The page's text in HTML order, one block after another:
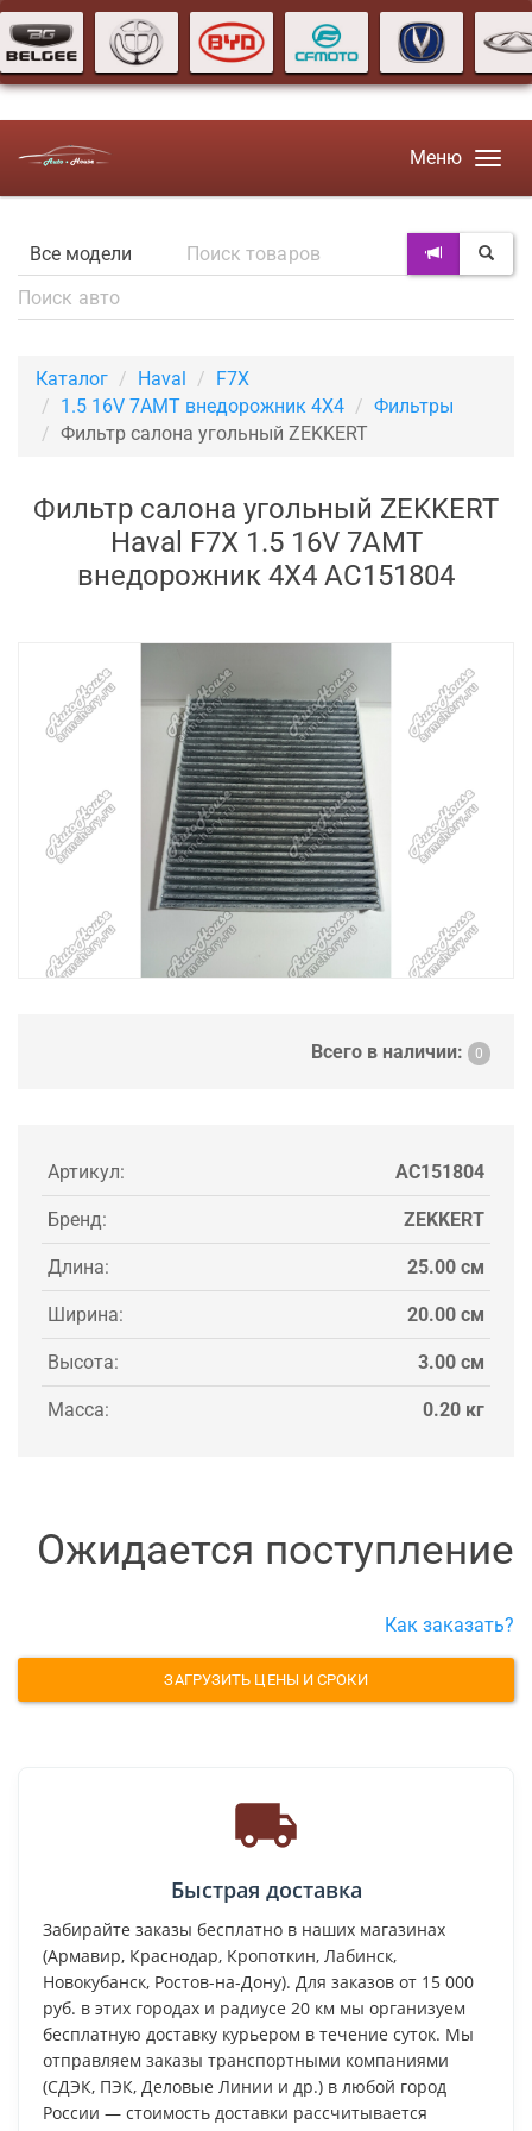
Меню
Каталог Haval
F7X
1.5 16V 7AMT внедорожник 4X4
Фильтры
Фильтр салона угольный ZEKKERT
Фильтр салона угольный ZEKKERT
Haval F7X 1.5 16V 7AMT
внедорожник 4X4 AC151804
Всего в наличии: 0
Артикул: AC151804
Бренд: ZEKKERT
Длина: 25.00 см
Ширина: 20.00 см
Высота: 3.00 см
Масса: 0.20 кг
Ожидается поступление
Как заказать?
ЗАГРУЗИТЬ ЦЕНЫ И СРОКИ
Быстрая доставка
Забирайте заказы бесплатно в наших магазинах
(Армавир, Краснодар, Кропоткин, Лабинск,
Новокубанск, Ростов-на-Дону). Для заказов от 15 000
руб. в этих городах и радиусе 20 км мы организуем
бесплатную доставку курьером в течение суток. Мы
отправляем заказы транспортными компаниями
(СДЭК, ПЭК, Деловые Линии и др.) в любой город
России — стоимость доставки рассчитывается